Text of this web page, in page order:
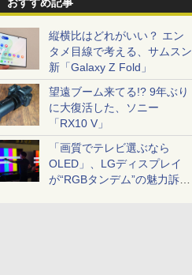
縦横比はどれがいい？ エン
タメ目線で考える、サムスン
新「Galaxy Z Fold」
望遠ブーム来てる!? 9年ぶり
に大復活した、ソニー
「RX10 V」
「画質でテレビ選ぶなら
OLED」、LGディスプレイ
が“RGBタンデム”の魅力訴